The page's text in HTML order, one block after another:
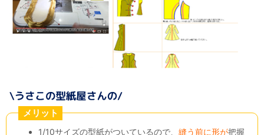
メリット
1/10サイズの型紙がついているので、縫う前に形が把握